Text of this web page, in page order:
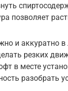
позволяет
и аккуратно
резких
в месте
разобрать